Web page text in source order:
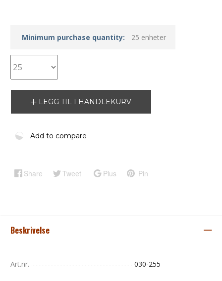
Minimum purchase quantity: 25 enheter
LEGG TIL I HANDLEKURV
Add to compare
Share Tweet Plus Pin
Beskrivelse
Art.nr. 030-255